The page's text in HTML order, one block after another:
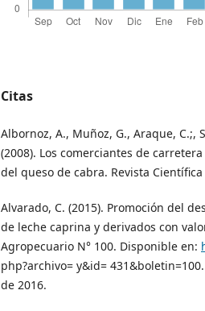
Citas
Albornoz, A., Muñoz, G., Araque, C.;,
(2008). Los comerciantes de
del queso de cabra. Revista Científica
Alvarado, C. (2015). Promoción del
de leche caprina y derivados con
Agropecuario N° 100. Disponible en:
php?archivo= y&id=
de 2016.